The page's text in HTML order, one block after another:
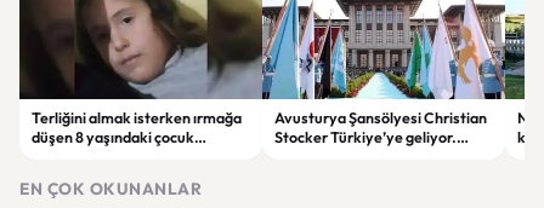
Terliğini almak isterken ırmağa
düşen 8 yaşındaki çocuk
Avusturya Şansölyesi Christian
Stocker Türkiye’ye geliyor.
EN ÇOK OKUNANLAR